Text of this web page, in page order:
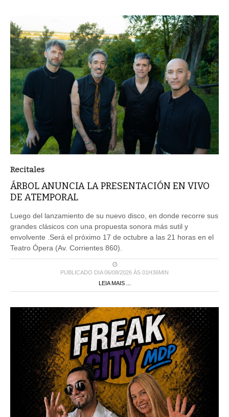
Recitales
ÁRBOL ANUNCIA LA PRESENTACIÓN EN VIVO
DE ATEMPORAL
Luego del lanzamiento de su nuevo disco, en donde recorre sus
grandes clásicos con una propuesta sonora más sutil y
envolvente .Será el próximo 17 de octubre a las 21 horas en el
Teatro Ópera (Av. Corrientes 860).
PUBLICADO DIA 06/08/2026 ÀS 01H36MIN
LEIA MAIS ...